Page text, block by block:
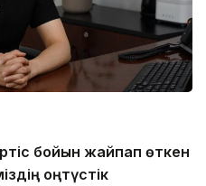
бойын жайпап өткен
оңтүстік